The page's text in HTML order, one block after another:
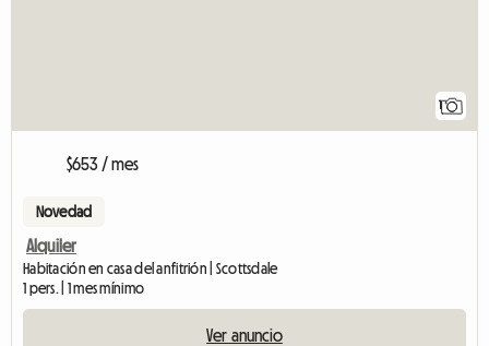
1
$653 / mes
Novedad
Alquiler
Habitación en casa del anfitrión | Scottsdale
1 pers. | 1 mes mínimo
Ver anuncio